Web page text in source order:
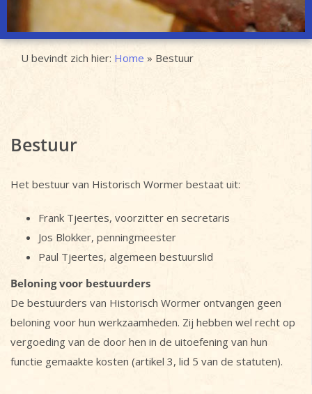
U bevindt zich hier: Home » Bestuur
Bestuur
Het bestuur van Historisch Wormer bestaat uit:
Frank Tjeertes, voorzitter en secretaris
Jos Blokker, penningmeester
Paul Tjeertes, algemeen bestuurslid
Beloning voor bestuurders
De bestuurders van Historisch Wormer ontvangen geen
beloning voor hun werkzaamheden. Zij hebben wel recht op
vergoeding van de door hen in de uitoefening van hun
functie gemaakte kosten (artikel 3, lid 5 van de statuten).